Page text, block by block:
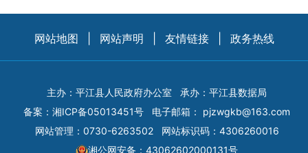
网站地图 网站声明 友情链接 政务热线
主办：平江县人民政府办公室
承办：平江县数据局
备案： 湘ICP备05013451号 电子邮箱： pjzwgkb@163.com
网站管理：0730-6263502
网站标识码：4306260016
湘公网安备：43062602000131号